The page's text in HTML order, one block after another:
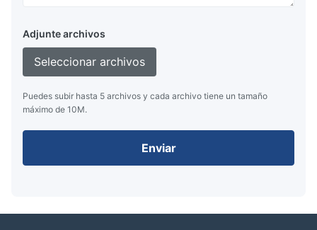
Adjunte archivos
Seleccionar archivos
Puedes subir hasta 5 archivos y cada archivo tiene un tamaño
máximo de 10M.
Enviar